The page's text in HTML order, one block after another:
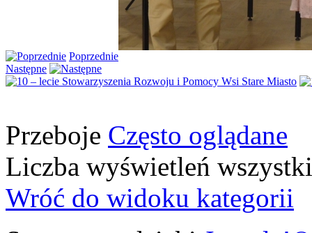
Poprzednie
Następne
Przeboje Często oglądane
Liczba wyświetleń
Wróć do widoku kategorii